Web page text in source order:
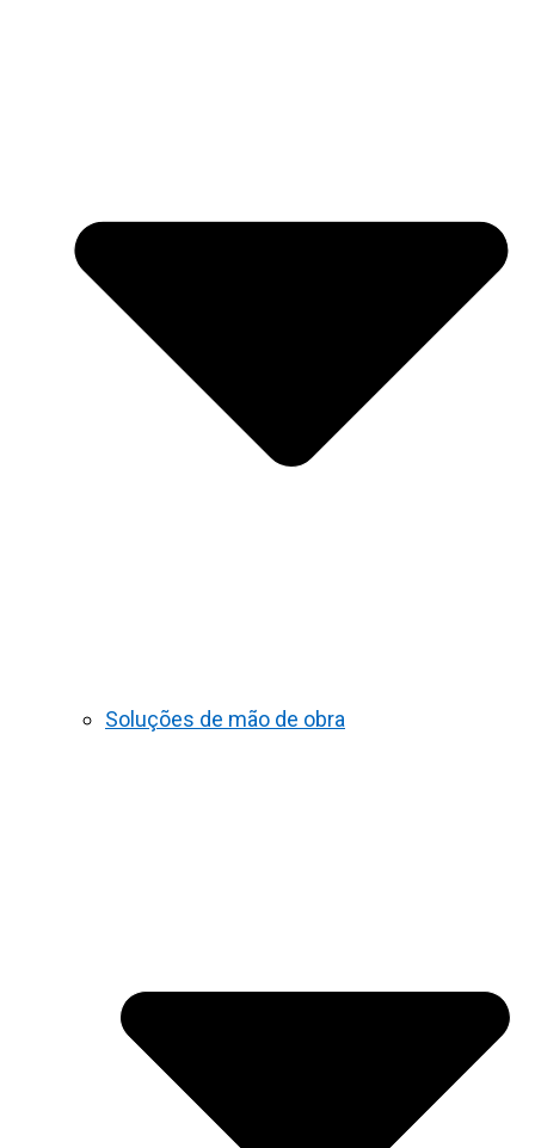
Soluções de mão de obra